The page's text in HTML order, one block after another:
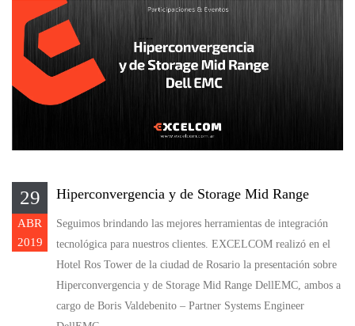
29
ABR
2019
Hiperconvergencia y de Storage Mid Range
Seguimos brindando las mejores herramientas de integración
tecnológica para nuestros clientes. EXCELCOM realizó en el
Hotel Ros Tower de la ciudad de Rosario la presentación sobre
Hiperconvergencia y de Storage Mid Range DellEMC, ambos a
cargo de Boris Valdebenito – Partner Systems Engineer